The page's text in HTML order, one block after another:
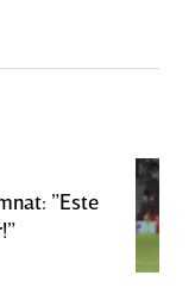
”Este